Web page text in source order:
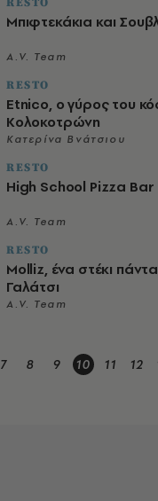
Μπιφτεκάκια και
A.V. Team
RESTO
Etnico, ο γύρος του
Κολοκοτρώνη
Κατερίνα Βνάτσιου
RESTO
High School Pizza Bar
A.V. Team
RESTO
Molliz, ένα στέκι
Γαλάτσι
A.V. Team
7 8 9 10 11 12